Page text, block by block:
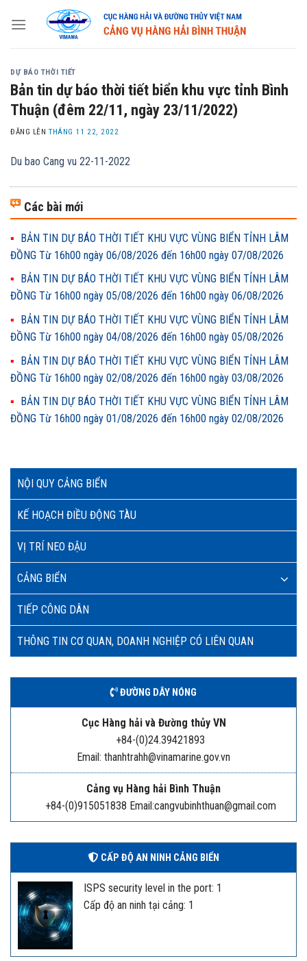
NỘI QUY CẢNG BIỂN
KẾ HOẠCH ĐIỀU ĐỘNG TÀU
VỊ TRÍ NEO ĐẬU
CẢNG BIỂN
TIẾP CÔNG DÂN
THÔNG TIN CƠ QUAN, DOANH NGHIỆP CÓ LIÊN QUAN
ĐƯỜNG DÂY NÓNG
Cục Hàng hải và Đường thủy VN
+84-(0)24.39421893
Email: thanhtrahh@vinamarine.gov.vn
Cảng vụ Hàng hải Bình Thuận
+84-(0)915051838 Email:cangvubinhthuan@gmail.com
CẤP ĐỘ AN NINH CẢNG BIỂN
ISPS security level in the port: 1
Cấp độ an ninh tại cảng: 1
DỰ BÁO THỜI TIẾT
Bản tin dự báo thời tiết biển khu vực tỉnh Bình
Thuận (đêm 22/11, ngày 23/11/2022)
ĐĂNG LÊNTHÁNG 11 22, 2022
Du bao Cang vu 22-11-2022
Các bài mới
BẢN TIN DỰ BÁO THỜI TIẾT KHU VỰC VÙNG BIỂN TỈNH LÂM
ĐỒNG Từ 16h00 ngày 06/08/2026 đến 16h00 ngày 07/08/2026
BẢN TIN DỰ BÁO THỜI TIẾT KHU VỰC VÙNG BIỂN TỈNH LÂM
ĐỒNG Từ 16h00 ngày 05/08/2026 đến 16h00 ngày 06/08/2026
BẢN TIN DỰ BÁO THỜI TIẾT KHU VỰC VÙNG BIỂN TỈNH LÂM
ĐỒNG Từ 16h00 ngày 04/08/2026 đến 16h00 ngày 05/08/2026
BẢN TIN DỰ BÁO THỜI TIẾT KHU VỰC VÙNG BIỂN TỈNH LÂM
ĐỒNG Từ 16h00 ngày 02/08/2026 đến 16h00 ngày 03/08/2026
BẢN TIN DỰ BÁO THỜI TIẾT KHU VỰC VÙNG BIỂN TỈNH LÂM
ĐỒNG Từ 16h00 ngày 01/08/2026 đến 16h00 ngày 02/08/2026